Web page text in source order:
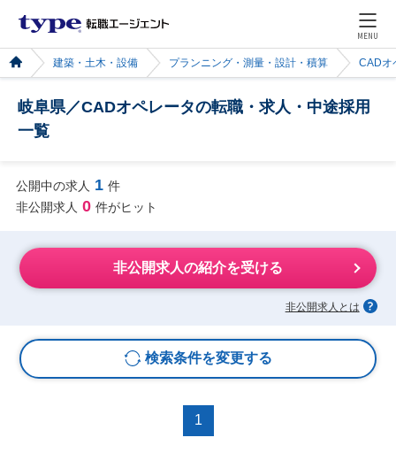
MENU
建築・土木・設備 プランニング・測量・設計・積算 CADオ
岐阜県／CADオペレータの転職・求人・中途採用
一覧
公開中の求人 1 件
非公開求人 0 件がヒット
非公開求人の紹介を受ける
非公開求人とは
検索条件を変更する
1